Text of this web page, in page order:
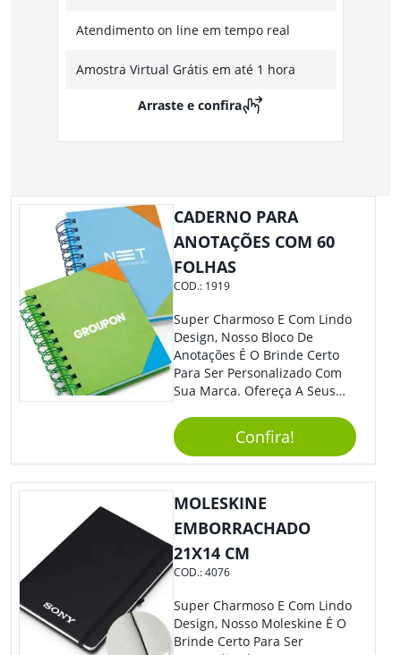
Atendimento on line em tempo real
Amostra Virtual Grátis em até 1 hora
Arraste e confira
CADERNO PARA
ANOTAÇÕES COM 60
FOLHAS
COD.: 1919
Super Charmoso E Com Lindo
Design, Nosso Bloco De
Anotações É O Brinde Certo
Para Ser Personalizado Com
Sua Marca. Ofereça A Seus
Dúvidas Eles Irão Adorar.
Confira!
MOLESKINE
EMBORRACHADO
21X14 CM
COD.:4076
Super Charmoso E Com Lindo
Design, Nosso Moleskine É O
Brinde Certo Para Ser